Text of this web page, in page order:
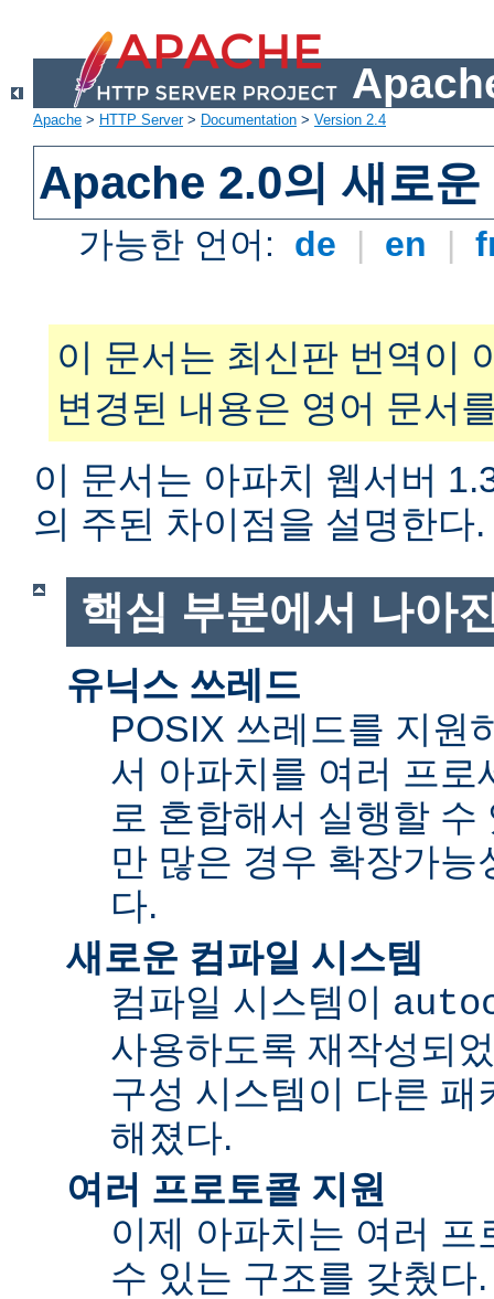
Apache > HTTP Server> Documentation > Version 2.4
Apache 2.0의 새로운
가능한 언어: de | en |
이 문서는 최신판 번역이
변경된 내용은 영어 문서
이 문서는 아파치 웹서버
의 주된 차이점을 설명한다.
핵심 부분에서 나아
유닉스 쓰레드
POSIX 쓰레드를 지원
서 아파치를 여러 프로
로 혼합해서 실행할
만 많은 경우 확장가
다.
새로운 컴파일 시스템
컴파일 시스템이
사용하도록 재작성되
구성 시스템이 다른 패
해졌다.
여러 프로토콜 지원
이제 아파치는 여러
수 있는 구조를 갖췄